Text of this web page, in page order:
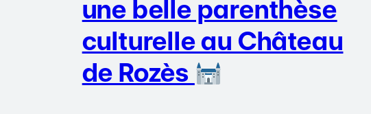
une belle parenthèse
culturelle au Château
de Rozès